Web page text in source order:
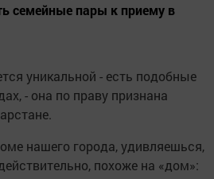
семейные пары к приему в
уникальной - есть подобные
- она по праву признана
нашего города, удивляешься,
похоже на «дом»: